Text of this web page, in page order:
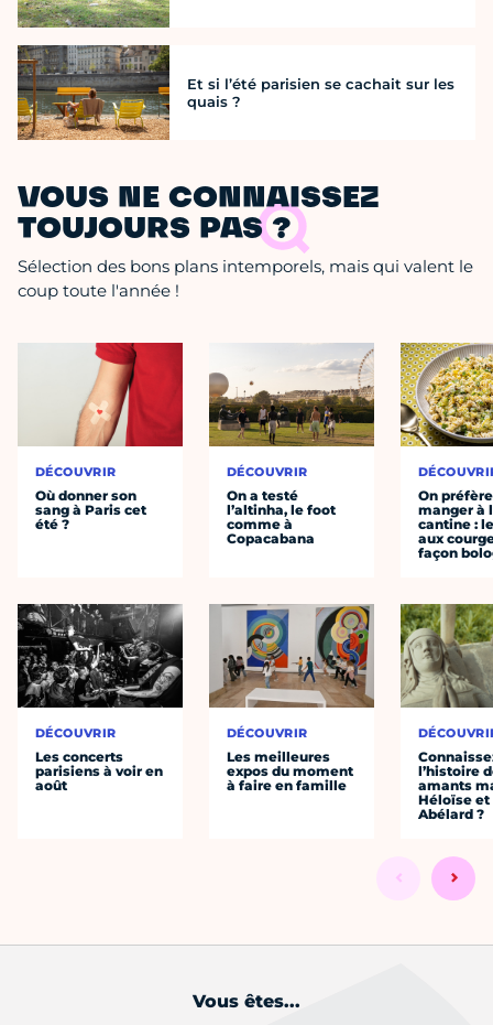
Et si l’été parisien se cachait sur les
quais ?
VOUS NE CONNAISSEZ
TOUJOURS PAS ?
Sélection des bons plans intemporels, mais qui valent le
coup toute l'année !
DÉCOUVRIR
Où donner son
sang à Paris cet
été ?
DÉCOUVRIR
Les concerts
parisiens à voir en
août
DÉCOUVRIR
On a testé
l’altinha, le foot
comme à
Copacabana
DÉCOUVRIR
Les meilleures
expos du moment
à faire en famille
On préfère
manger à
cantine :
aux
façon
l’histoire
amants
Héloïse et
Abélard ?
Vous êtes...